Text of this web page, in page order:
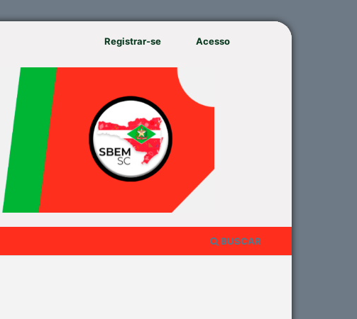
BUSCAR
Registrar-se Acesso